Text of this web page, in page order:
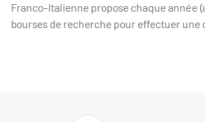
Franco-Italienne propose chaque année
bourses de recherche pour effectuer une